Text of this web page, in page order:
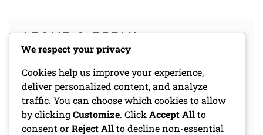
LEAVE A REPLY
Your email address will not be published.
Required fields are marked*
Comment
*
We respect your privacy
Cookies help us improve your experience,
deliver personalized content, and analyze
traffic. You can choose which cookies to allow
by clickingCustomize. Click Accept Allto
consent orReject Allto decline non-essential